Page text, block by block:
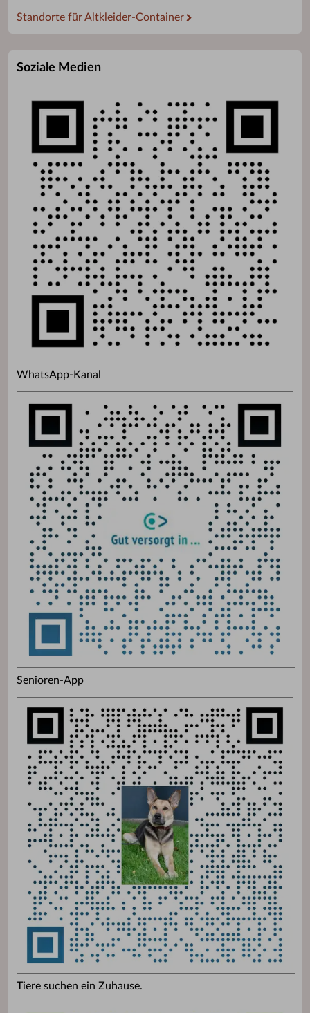
Standorte für Altkleider-Container
Soziale Medien
WhatsApp-Kanal
Senioren-App
Tiere suchen ein Zuhause.